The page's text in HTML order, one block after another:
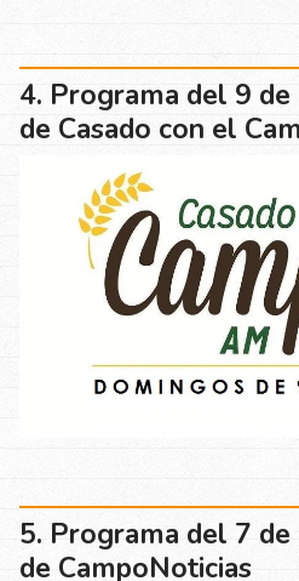
Programa del 9
de Casado con el
Programa del 7
de CampoNoticias